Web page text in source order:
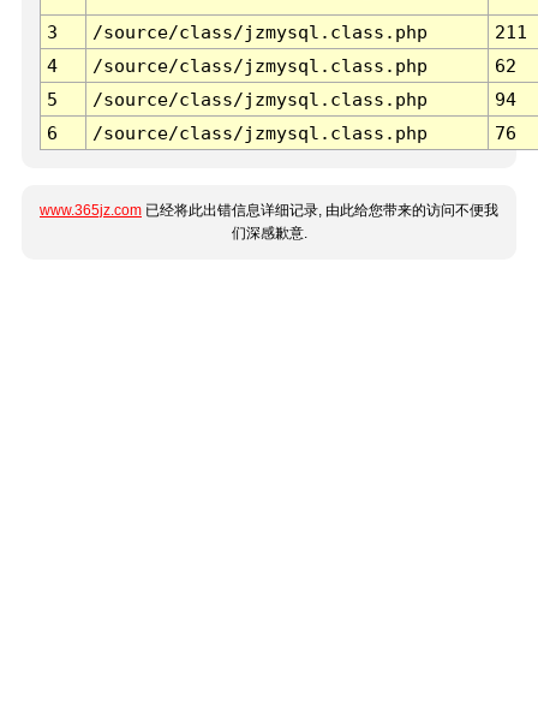
3 /source/class/jzmysql.class.php
211
4
/source/class/jzmysql.class.php
62
5
/source/class/jzmysql.class.php
94
6
/source/class/jzmysql.class.php 76
www.365jz.com 已经将此出错信息详细记录, 由此给您带来的访问不便我
们深感歉意.